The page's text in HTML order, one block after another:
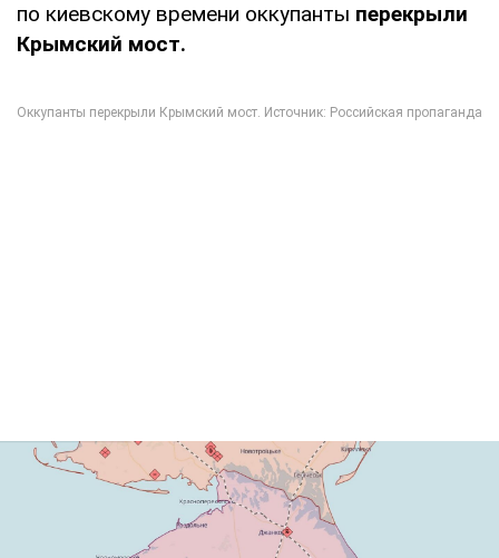
по киевскому времени оккупанты перекрыли
Крымский мост.